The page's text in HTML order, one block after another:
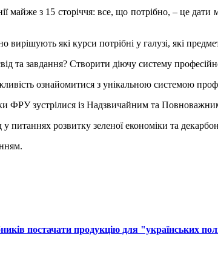
майже з 15 сторіччя: все, що потрібно, – це
вирішують які курси потрібні у галузі, які
та завдання? Створити діючу систему
ознайомитися з унікальною системою
ФРУ зустрілися із Надзвичайним та
питаннях розвитку зеленої економіки та
постачати продукцію для "українських